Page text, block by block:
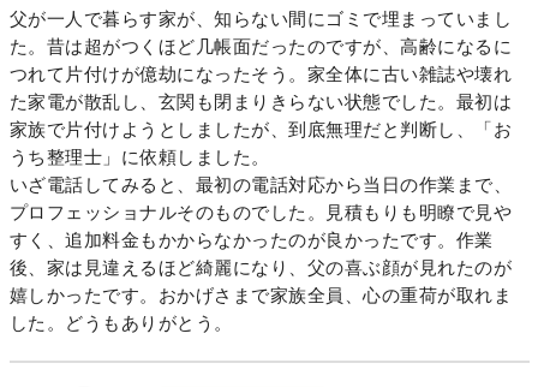
父が一人で暮らす家が、知らない間にゴミで埋まっていまし
た。昔は超がつくほど几帳面だったのですが、高齢になるに
つれて片付けが億劫になったそう。家全体に古い雑誌や壊れ
た家電が散乱し、玄関も閉まりきらない状態でした。最初は
家族で片付けようとしましたが、到底無理だと判断し、「お
うち整理士」に依頼しました。
いざ電話してみると、最初の電話対応から当日の作業まで、
プロフェッショナルそのものでした。見積もりも明瞭で見や
すく、追加料金もかからなかったのが良かったです。作業
後、家は見違えるほど綺麗になり、父の喜ぶ顔が見れたのが
嬉しかったです。おかげさまで家族全員、心の重荷が取れま
した。どうもありがとう。